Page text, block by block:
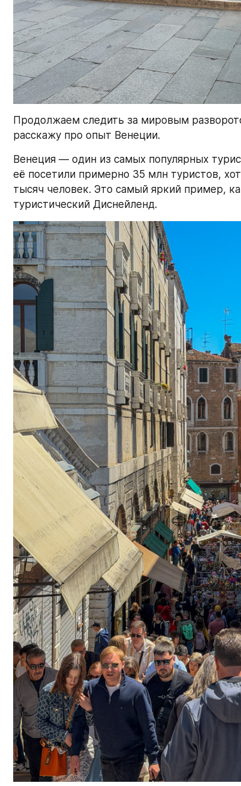
Продолжаем следить за мировым
расскажу про опыт Венеции.
Венеция — один из самых популярных
её посетили примерно 35 млн туристов,
тысяч человек. Это самый яркий пример,
туристический Диснейленд.